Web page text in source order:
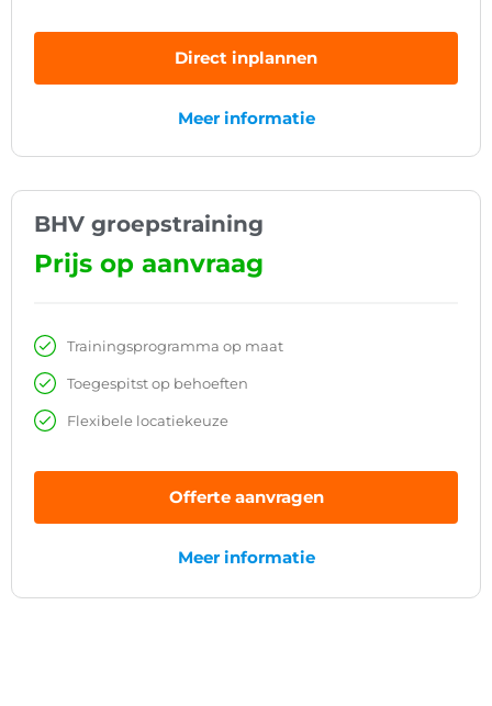
Direct inplannen
Meer informatie
BHV groepstraining
Prijs op aanvraag
Trainingsprogramma op maat
Toegespitst op behoeften
Flexibele locatiekeuze
Offerte aanvragen
Meer informatie